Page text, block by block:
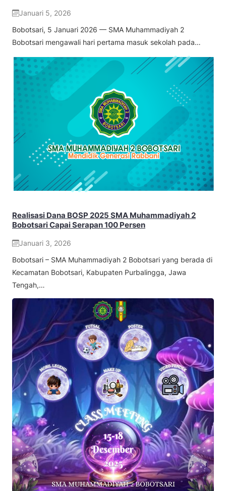
Januari 5, 2026
Bobotsari, 5 Januari 2026 — SMA Muhammadiyah 2
Bobotsari mengawali hari pertama masuk sekolah pada…
Realisasi Dana BOSP 2025 SMA Muhammadiyah 2
Bobotsari Capai Serapan 100 Persen
Januari 3, 2026
Bobotsari – SMA Muhammadiyah 2 Bobotsari yang berada di
Kecamatan Bobotsari, Kabupaten Purbalingga, Jawa
Tengah,…